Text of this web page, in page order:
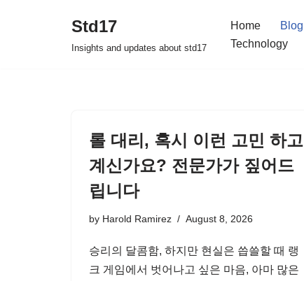
Std17
Insights and updates about std17
Home Blog
Technology
롤 대리, 혹시 이런 고민 하고
계신가요? 전문가가 짚어드
립니다
by Harold Ramirez August 8, 2026
승리의 달콤함, 하지만 현실은 씁쓸할 때 랭
크 게임에서 벗어나고 싶은 마음, 아마 많은